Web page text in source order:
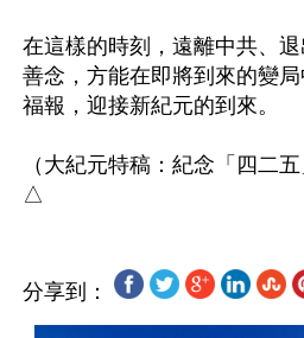
在這樣的時刻，遠離中共、
善念，方能在即將到來的變
福報，迎接新紀元的到來。
（大紀元特稿：紀念「四二
分享到：